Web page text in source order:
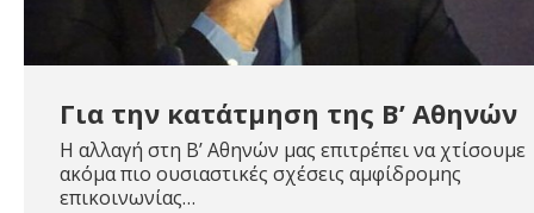
Για την κατάτμηση της Β’ Αθηνών
Η αλλαγή στη Β’ Αθηνών μας επιτρέπει να χτίσουμε
ακόμα πιο ουσιαστικές σχέσεις αμφίδρομης
επικοινωνίας…